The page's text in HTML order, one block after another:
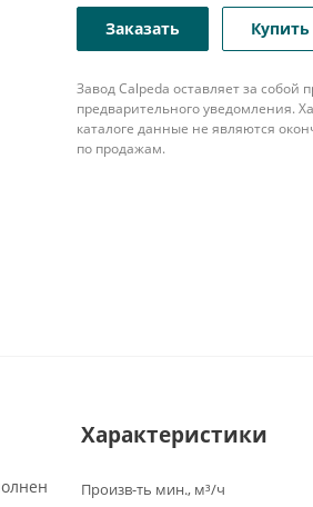
Заказать
Завод Calpeda оставляет за собой
предварительного уведомления.
каталоге данные не являются
по продажам.
Характеристики
Произв-ть мин., м³/ч